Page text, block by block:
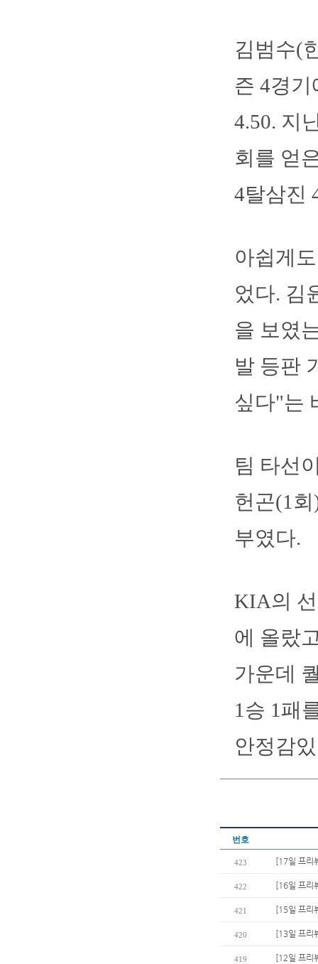
김범수(
즌 4경
4.50. 지
회를 얻
4탈삼진
아쉽게
었다. 김
을 보였
발 등판
싶다"는
팀 타선
헌곤(1
부였다.
KIA의
에 올랐
가운데
1승 1패
안정감
번호
423 [17일 프리
422 [16일 프리
421 [15일 프리
420 [13일 프리
419 [12일 프리